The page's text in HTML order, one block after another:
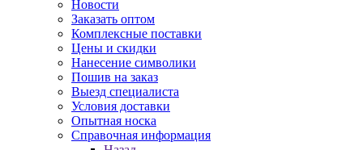
Новости
Заказать оптом
Комплексные поставки
Цены и скидки
Нанесение символики
Пошив на заказ
Выезд специалиста
Условия доставки
Опытная носка
Справочная информация